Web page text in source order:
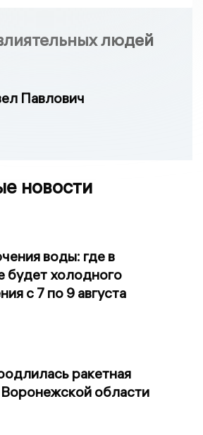
людей
Павлович
новости
воды: где в
будет холодного
с 7 по 9 августа
ракетная
Воронежской области